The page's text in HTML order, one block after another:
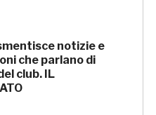
notizie e
che parlano di
club. IL